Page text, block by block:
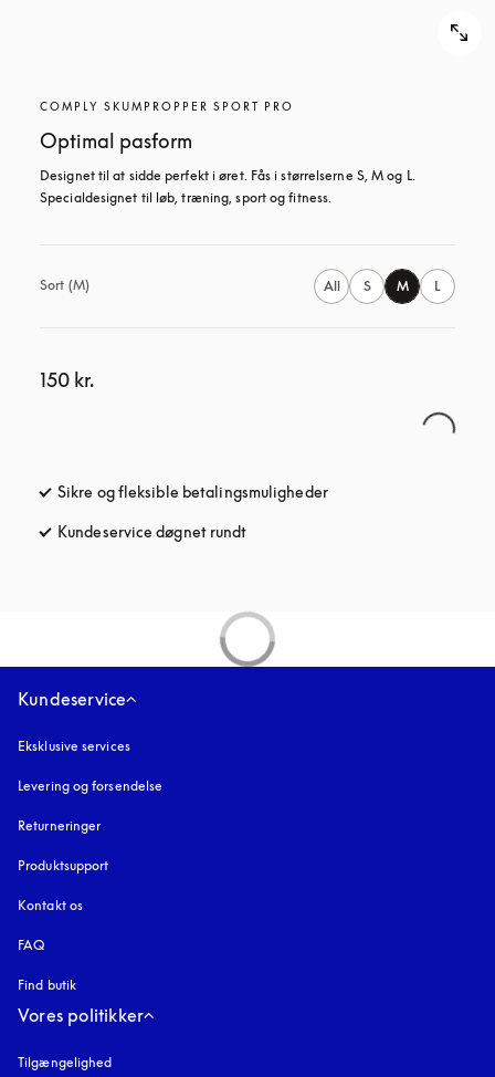
COMPLY SKUMPROPPER SPORT PRO
Optimal pasform
Designet til at sidde perfekt i øret. Fås i størrelserne S, M og L.
Specialdesignet til løb, træning, sport og fitness.
Sort (M) All S M L
150 kr.
Sikre og fleksible betalingsmulighederåbnes under en ny fane
Kundeservice døgnet rundt
Kundeservice
Eksklusive services
Levering og forsendelse
Returneringer
Produktsupport
Kontakt os
FAQ
Find butik
Vores politikker
Tilgængelighed